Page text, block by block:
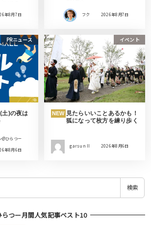
年8月7日 フク 2026年8月7日
PRニュース
土)の夜は
@ひらつー
年8月6日
イベント
NEW 見たらいいことあるかも！
狐になって枚方を練り歩く
garsun II 2026年8月6日
検索
らつー月間人気記事ベスト10